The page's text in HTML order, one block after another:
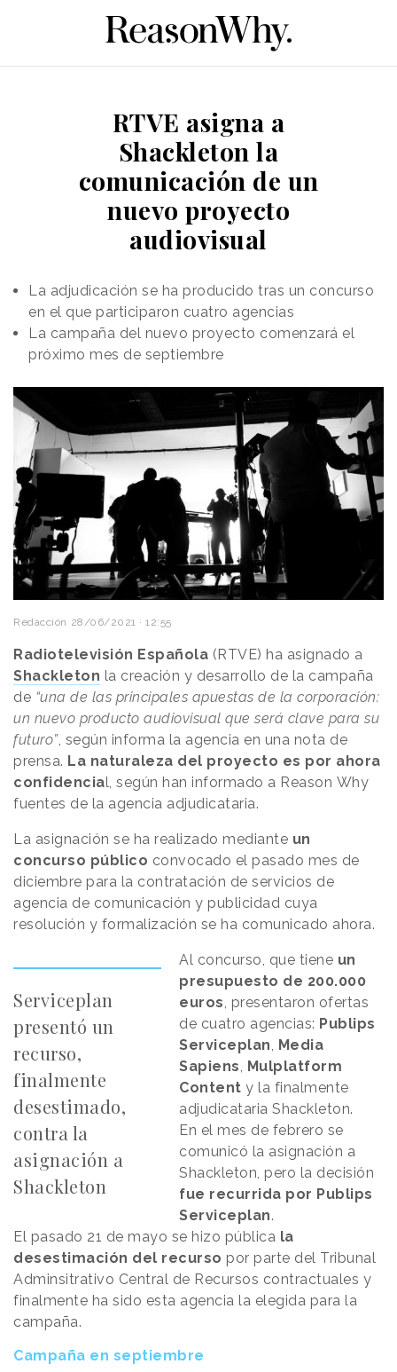
RTVE asigna a
Shackleton la
comunicación de un
nuevo proyecto
audiovisual
La adjudicación se ha producido tras un concurso
en el que participaron cuatro agencias
La campaña del nuevo proyecto comenzará el
próximo mes de septiembre
Redacción 28/06/2021 · 12:55
Radiotelevisión Española (RTVE) ha asignado a
Shackleton la creación y desarrollo de la campaña
de “una de las principales apuestas de la corporación:
un nuevo producto audiovisual que será clave para su
futuro”, según informa la agencia en una nota de
prensa. La naturaleza del proyecto es por ahora
confidencial, según han informado a Reason Why
fuentes de la agencia adjudicataria.
La asignación se ha realizado mediante un
concurso público convocado el pasado mes de
diciembre para la contratación de servicios de
agencia de comunicación y publicidad cuya
resolución y formalización se ha comunicado ahora.
Serviceplan
presentó un
recurso,
finalmente
desestimado,
contra la
asignación a
Shackleton
Al concurso, que tiene un
presupuesto de 200.000
euros, presentaron ofertas
de cuatro agencias: Publips
Serviceplan, Media
Sapiens, Mulplatform
Content y la finalmente
adjudicataria Shackleton.
En el mes de febrero se
comunicó la asignación a
Shackleton, pero la decisión
fue recurrida por Publips
Serviceplan.
El pasado 21 de mayo se hizo pública la
desestimación del recurso por parte del Tribunal
Adminsitrativo Central de Recursos contractuales y
finalmente ha sido esta agencia la elegida para la
campaña.
Campaña en septiembre